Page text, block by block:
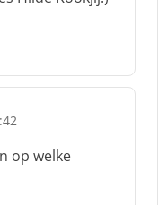
op welke